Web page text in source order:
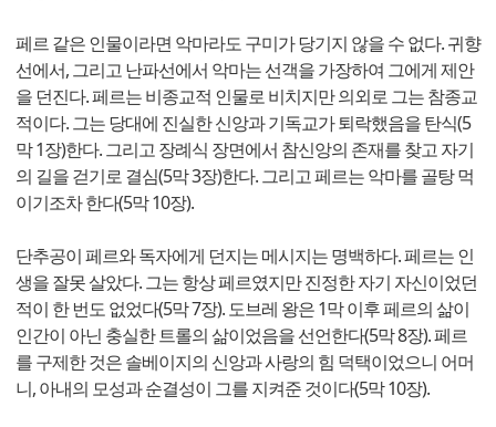
페르 같은 인물이라면 악마라도 구미가 당기지 않을 수 없다. 귀향
선에서, 그리고 난파선에서 악마는 선객을 가장하여 그에게 제안
을 던진다. 페르는 비종교적 인물로 비치지만 의외로 그는 참종교
적이다. 그는 당대에 진실한 신앙과 기독교가 퇴락했음을 탄식(5
막 1장)한다. 그리고 장례식 장면에서 참신앙의 존재를 찾고 자기
의 길을 걷기로 결심(5막 3장)한다. 그리고 페르는 악마를 골탕 먹
이기조차 한다(5막 10장).
단추공이 페르와 독자에게 던지는 메시지는 명백하다. 페르는 인
생을 잘못 살았다. 그는 항상 페르였지만 진정한 자기 자신이었던
적이 한 번도 없었다(5막 7장). 도브레 왕은 1막 이후 페르의 삶이
인간이 아닌 충실한 트롤의 삶이었음을 선언한다(5막 8장). 페르
를 구제한 것은 솔베이지의 신앙과 사랑의 힘 덕택이었으니 어머
니, 아내의 모성과 순결성이 그를 지켜준 것이다(5막 10장).